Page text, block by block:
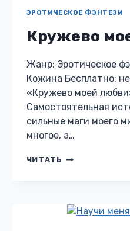
ЭРОТИЧЕСКОЕ ФЭНТЕЗИ
Кружево
Жанр: Эротическое
Кожина Бесплатно:
«Кружево моей
Самостоятельная
сильные маги моего
многое, а…
ЧИТАТЬ КРУЖЕВО